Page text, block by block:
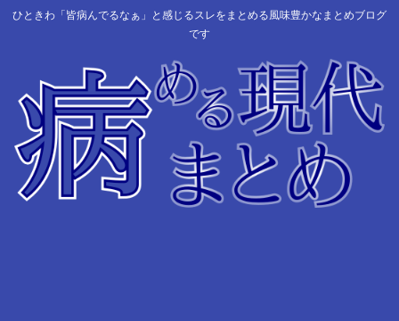
ひときわ「皆病んでるなぁ」と感じるスレをまとめる風味豊かなまとめブログ
です